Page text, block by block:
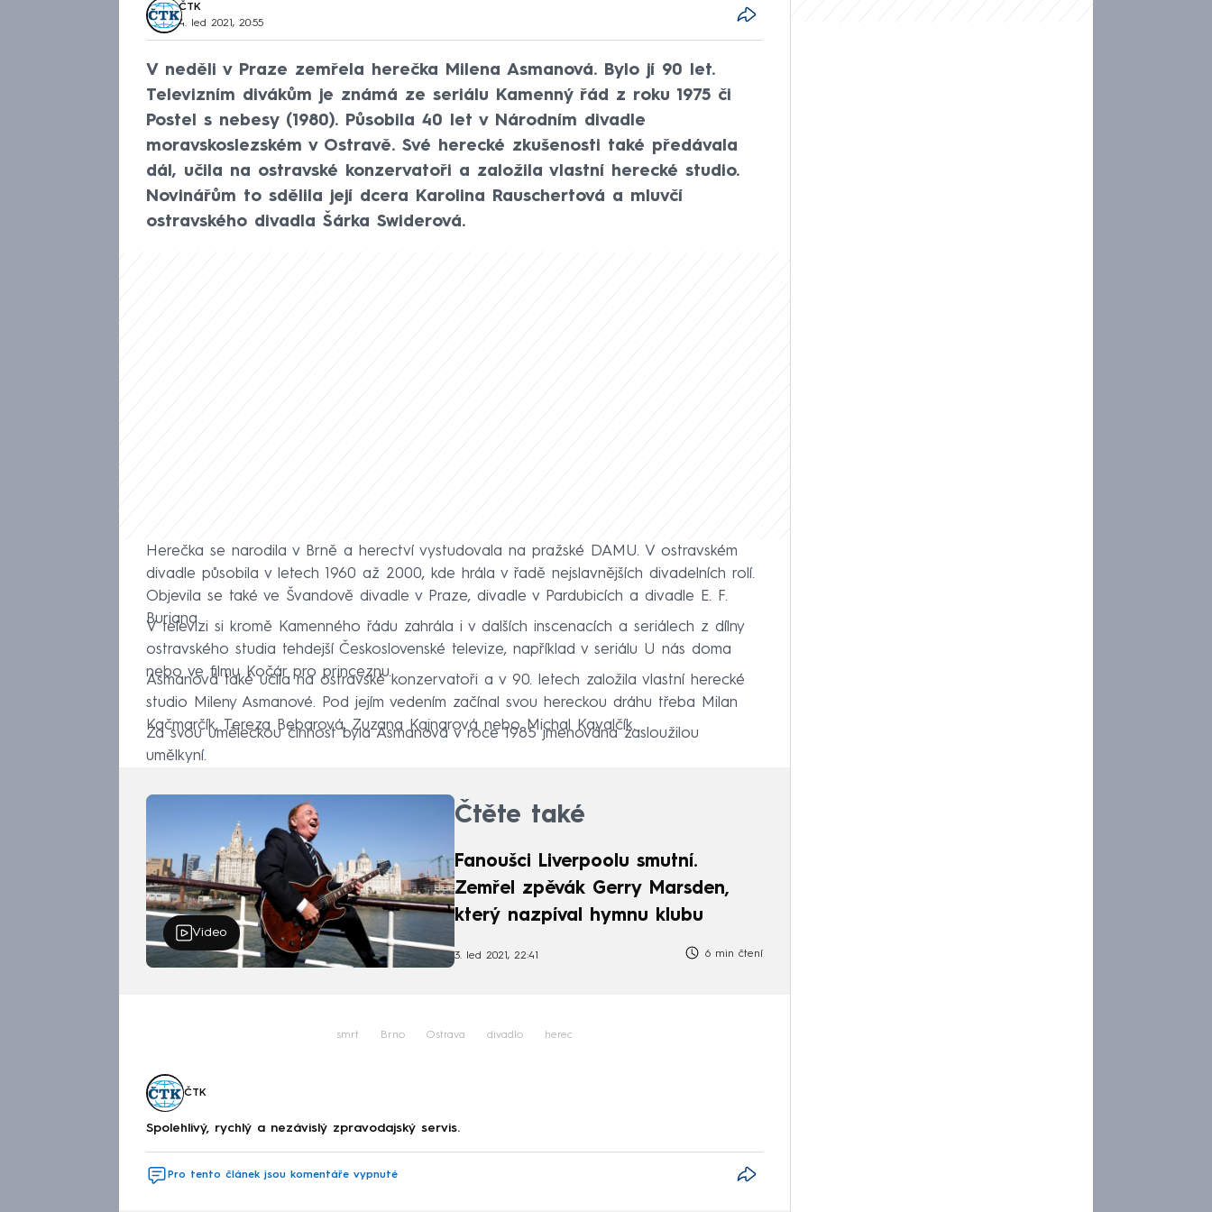
ČTK
4. led 2021, 20:55
V neděli v Praze zemřela herečka Milena Asmanová. Bylo jí 90 let.
Televizním divákům je známá ze seriálu Kamenný řád z roku 1975 či
Postel s nebesy (1980). Působila 40 let v Národním divadle
moravskoslezském v Ostravě. Své herecké zkušenosti také předávala
dál, učila na ostravské konzervatoři a založila vlastní herecké studio.
Novinářům to sdělila její dcera Karolina Rauschertová a mluvčí
ostravského divadla Šárka Swiderová.
Herečka se narodila v Brně a herectví vystudovala na pražské DAMU. V ostravském
divadle působila v letech 1960 až 2000, kde hrála v řadě nejslavnějších divadelních rolí.
Objevila se také ve Švandově divadle v Praze, divadle v Pardubicích a divadle E. F.
Buriana.
V televizi si kromě Kamenného řádu zahrála i v dalších inscenacích a seriálech z dílny
ostravského studia tehdejší Československé televize, například v seriálu U nás doma
nebo ve filmu Kočár pro princeznu.
Asmanová také učila na ostravské konzervatoři a v 90. letech založila vlastní herecké
studio Mileny Asmanové. Pod jejím vedením začínal svou hereckou dráhu třeba Milan
Kačmarčík, Tereza Bebarová, Zuzana Kajnarová nebo Michal Kavalčík.
Za svou uměleckou činnost byla Asmanová v roce 1985 jmenována zasloužilou
umělkyní.
Video
Čtěte také
Fanoušci Liverpoolu smutní.
Zemřel zpěvák Gerry Marsden,
který nazpíval hymnu klubu
3. led 2021, 22:41 6 min čtení
smrt Brno Ostrava divadlo herec
ČTK
Spolehlivý, rychlý a nezávislý zpravodajský servis.
Pro tento článek jsou komentáře vypnuté